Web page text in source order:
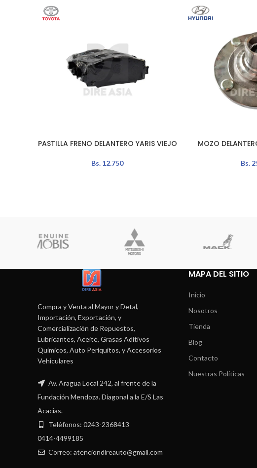
AÑADIR AL CARRITO
PASTILLA FRENO DELANTERO YARIS VIEJO
Bs. 12.750
AÑADIR AL CARRITO
MOZO
Bs.
Compra y Venta al Mayor y Detal,
Importación, Exportación, y
Comercialización de Repuestos,
Lubricantes, Aceite, Grasas Aditivos
Químicos, Auto Periquitos, y Accesorios
Vehiculares
Av. Aragua Local 242, al frente de la
Fundación Mendoza. Diagonal a la E/S Las
Acacias.
Teléfonos: 0243-2368413
0414-4499185
Correo: atenciondireauto@gmail.com
MAPA DEL SITIO
Inicio
Nosotros
Tienda
Blog
Contacto
Nuestras Políticas